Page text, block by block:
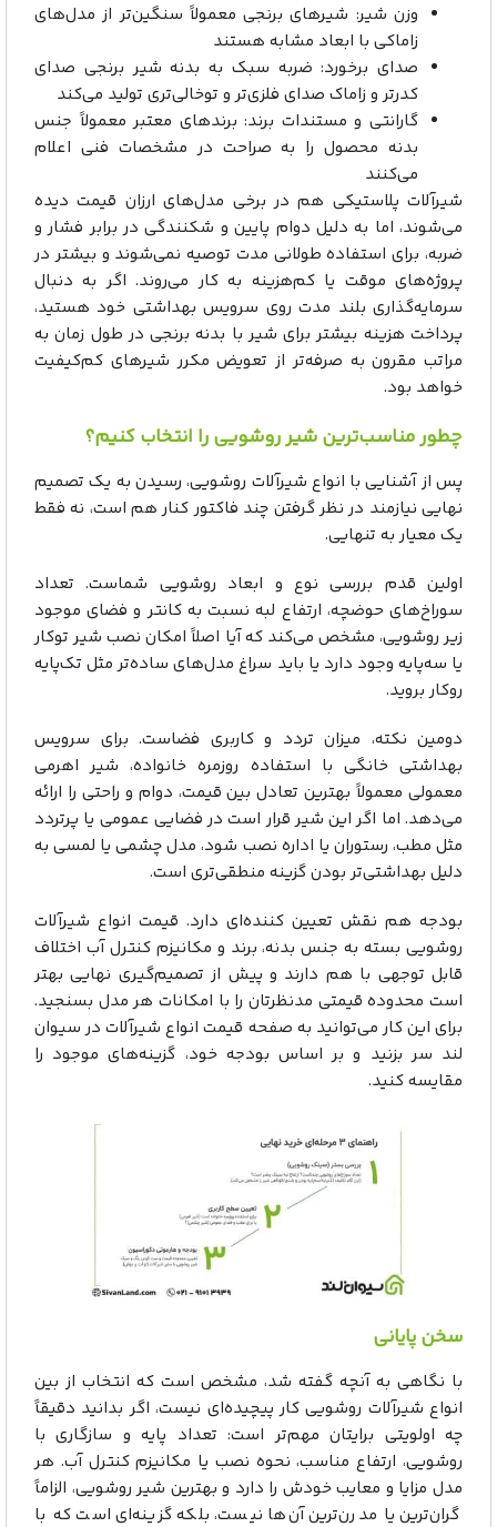
وزن شیر: شیرهای برنجی معمولاً سنگین‌تر از مدل‌های
زاماکی با ابعاد مشابه هستند
صدای برخورد: ضربه سبک به بدنه شیر برنجی صدای
کدرتر و زاماک صدای فلزی‌تر و توخالی‌تری تولید می‌کند
گارانتی و مستندات برند: برندهای معتبر معمولاً جنس
بدنه محصول را به‌ صراحت در مشخصات فنی اعلام
می‌کنند
شیرآلات پلاستیکی هم در برخی مدل‌های ارزان‌ قیمت دیده
می‌شوند، اما به دلیل دوام پایین و شکنندگی در برابر فشار و
ضربه، برای استفاده طولانی‌ مدت توصیه نمی‌شوند و بیشتر در
پروژه‌های موقت یا کم‌هزینه به کار می‌روند. اگر به دنبال
سرمایه‌گذاری بلند مدت روی سرویس بهداشتی خود هستید،
پرداخت هزینه بیشتر برای شیر با بدنه برنجی در طول زمان به‌
مراتب مقرون‌ به‌ صرفه‌تر از تعویض مکرر شیرهای کم‌کیفیت
خواهد بود.
چطور مناسب‌ترین شیر روشویی را انتخاب کنیم؟
پس از آشنایی با انواع شیرآلات روشویی، رسیدن به یک تصمیم
نهایی نیازمند در نظر گرفتن چند فاکتور کنار هم است، نه فقط
یک معیار به تنهایی.
اولین قدم بررسی نوع و ابعاد روشویی شماست. تعداد
سوراخ‌های حوضچه، ارتفاع لبه نسبت به کانتر و فضای موجود
زیر روشویی، مشخص می‌کند که آیا اصلاً امکان نصب شیر توکار
یا سه‌پایه وجود دارد یا باید سراغ مدل‌های ساده‌تر مثل تک‌پایه
روکار بروید.
دومین نکته، میزان تردد و کاربری فضاست. برای سرویس
بهداشتی خانگی با استفاده روزمره خانواده، شیر اهرمی
معمولی معمولاً بهترین تعادل بین قیمت، دوام و راحتی را ارائه
می‌دهد. اما اگر این شیر قرار است در فضایی عمومی یا پرتردد
مثل مطب، رستوران یا اداره نصب شود، مدل چشمی یا لمسی به
دلیل بهداشتی‌تر بودن گزینه منطقی‌تری است.
بودجه هم نقش تعیین‌ کننده‌ای دارد. قیمت انواع شیرآلات
روشویی بسته به جنس بدنه، برند و مکانیزم کنترل آب اختلاف
قابل توجهی با هم دارند و پیش از تصمیم‌گیری نهایی بهتر
است محدوده قیمتی مدنظرتان را با امکانات هر مدل بسنجید.
برای این کار می‌توانید به صفحه قیمت انواع شیرآلات در سیوان
لند سر بزنید و بر اساس بودجه خود، گزینه‌های موجود را
مقایسه کنید.
سخن پایانی
با نگاهی به آنچه گفته شد، مشخص است که انتخاب از بین
انواع شیرآلات روشویی کار پیچیده‌ای نیست، اگر بدانید دقیقاً
چه اولویتی برایتان مهم‌تر است: تعداد پایه و سازگاری با
روشویی، ارتفاع مناسب، نحوه نصب یا مکانیزم کنترل آب. هر
مدل مزایا و معایب خودش را دارد و بهترین شیر روشویی، الزاماً
گران‌ترین یا مدرن‌ترین آن‌ها نیست، بلکه گزینه‌ای است که با